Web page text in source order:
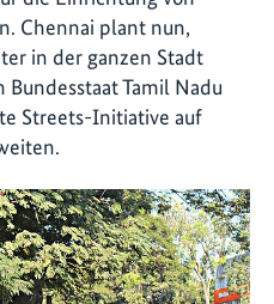
Chennai plant nun,
in der ganzen Stadt
Tamil Nadu
Streets-Initiative auf